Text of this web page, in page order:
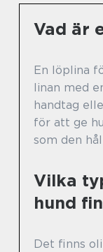
Vad är
En löplina
linan med
handtag
för att ge
som den
Vilka
hund
Det finns